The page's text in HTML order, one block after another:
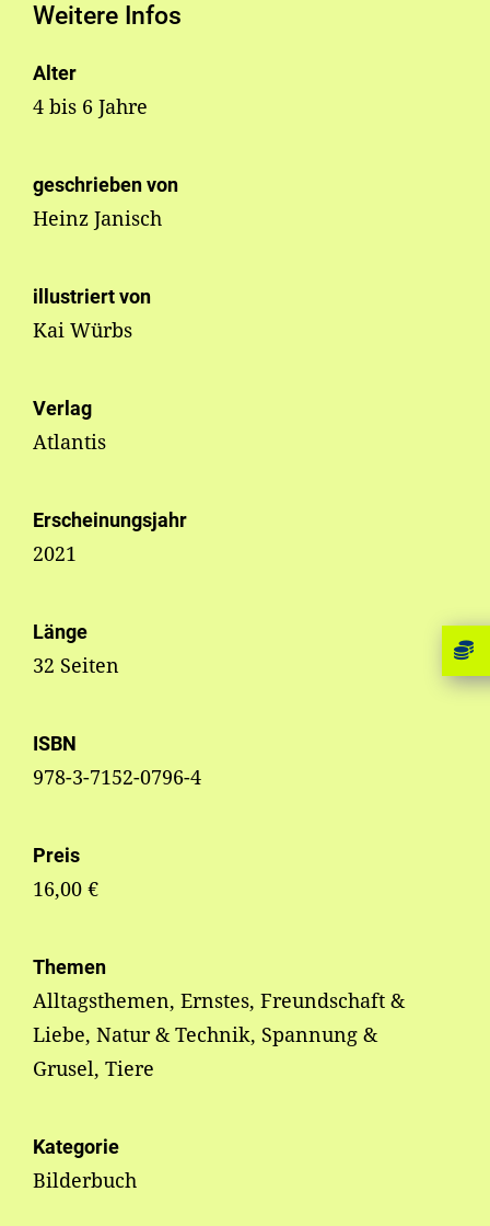
Weitere Infos
Alter
4 bis 6 Jahre
geschrieben von
Heinz Janisch
illustriert von
Kai Würbs
Verlag
Atlantis
Erscheinungsjahr
2021
Länge
32 Seiten
ISBN
978-3-7152-0796-4
Preis
16,00 €
Themen
Alltagsthemen, Ernstes, Freundschaft &
Liebe, Natur & Technik, Spannung &
Grusel, Tiere
Kategorie
Bilderbuch